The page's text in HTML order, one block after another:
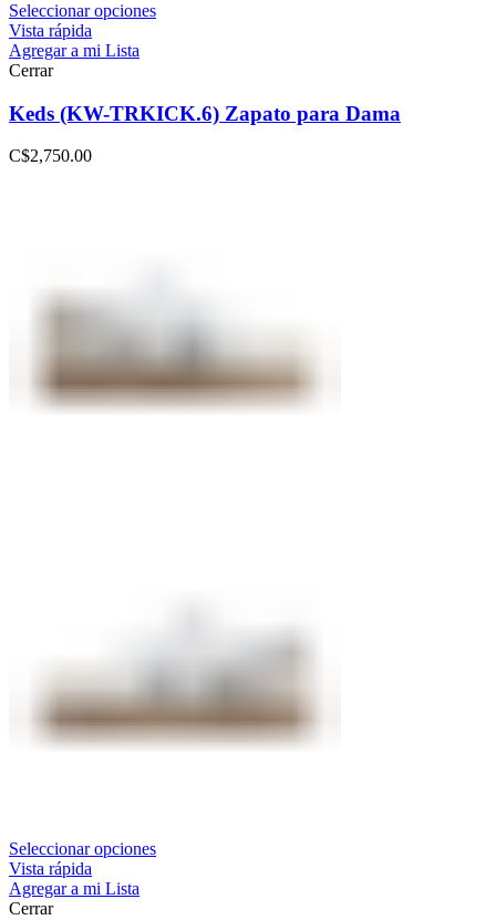
Seleccionar opciones
Vista rápida
Agregar a mi Lista
Cerrar
Keds (KW-TRKICK.6) Zapato para Dama
C$2,750.00
Seleccionar opciones
Vista rápida
Agregar a mi Lista
Cerrar